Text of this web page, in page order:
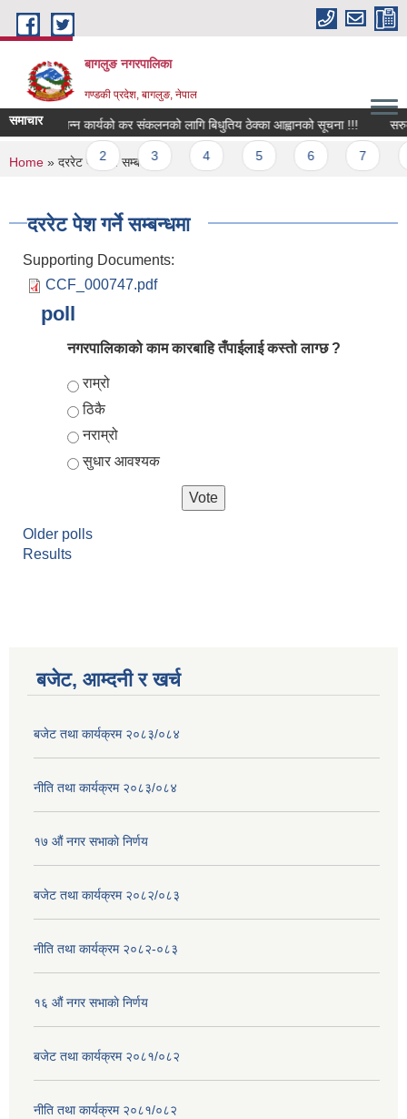
Skip to main content
बागलुङ नगरपालिका
गण्डकी प्रदेश, बागलुङ, नेपाल
समाचारबिभिन्न कार्यको कर संकलनको लागि बिधुतिय ठेक्का आह्वानको सूचना !!! सरुवा
Pages
2 3
You are here
Home » दररेट पेश गर्ने सम्बन्धमा
दररेट पेश गर्ने सम्बन्धमा
Supporting Documents:
CCF_000747.pdf
poll
नगरपालिकाको काम कारबाहि तँपाईलाई कस्तो लाग्छ ?
Choices
राम्रो
ठिकै
नराम्रो
सुधार आवश्यक
Older polls
Results
बजेट, आम्दनी र खर्च
बजेट तथा कार्यक्रम २०८३/०८४
नीति तथा कार्यक्रम २०८३/०८४
१७ ‌‍औं नगर सभाकाे निर्णय
बजेट तथा कार्यक्रम २०८२/०८३
नीति तथा कार्यक्रम २०८२-०८३
१६ ‌औं नगर सभाकाे निर्णय
बजेट तथा कार्यक्रम २०८१/०८२
नीति तथा कार्यक्रम २०८१/०८२